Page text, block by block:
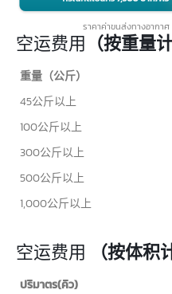
ราคาค่าขนส่งทางอากา
空运费用 （按重量
重量（公斤）
重量（公斤）
45公斤以上
100公斤以上
300公斤以上
500公斤以上
1,000公斤以上
空运费用 （按体积
ปริมาตร(คิว)